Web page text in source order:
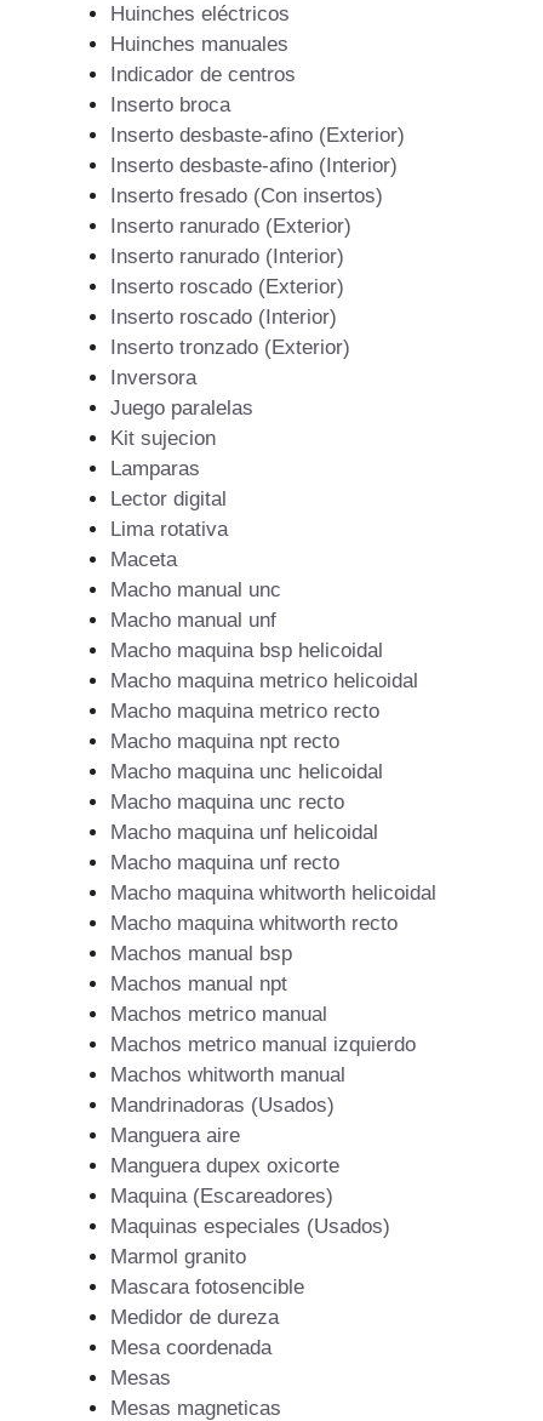
Huinches eléctricos
Huinches manuales
Indicador de centros
Inserto broca
Inserto desbaste-afino (Exterior)
Inserto desbaste-afino (Interior)
Inserto fresado (Con insertos)
Inserto ranurado (Exterior)
Inserto ranurado (Interior)
Inserto roscado (Exterior)
Inserto roscado (Interior)
Inserto tronzado (Exterior)
Inversora
Juego paralelas
Kit sujecion
Lamparas
Lector digital
Lima rotativa
Maceta
Macho manual unc
Macho manual unf
Macho maquina bsp helicoidal
Macho maquina metrico helicoidal
Macho maquina metrico recto
Macho maquina npt recto
Macho maquina unc helicoidal
Macho maquina unc recto
Macho maquina unf helicoidal
Macho maquina unf recto
Macho maquina whitworth helicoidal
Macho maquina whitworth recto
Machos manual bsp
Machos manual npt
Machos metrico manual
Machos metrico manual izquierdo
Machos whitworth manual
Mandrinadoras (Usados)
Manguera aire
Manguera dupex oxicorte
Maquina (Escareadores)
Maquinas especiales (Usados)
Marmol granito
Mascara fotosencible
Medidor de dureza
Mesa coordenada
Mesas
Mesas magneticas